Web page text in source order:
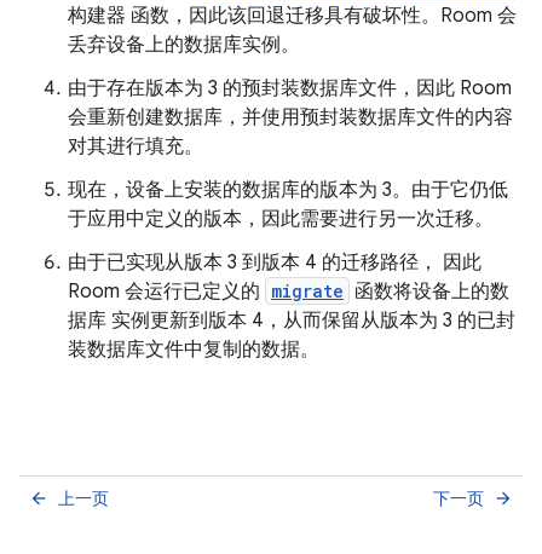
构建器 函数，因此该回退迁移具有破坏性。Room 会
丢弃设备上的数据库实例。
由于存在版本为 3 的预封装数据库文件，因此 Room
会重新创建数据库，并使用预封装数据库文件的内容
对其进行填充。
现在，设备上安装的数据库的版本为 3。由于它仍低
于应用中定义的版本，因此需要进行另一次迁移。
由于已实现从版本 3 到版本 4 的迁移路径， 因此
Room 会运行已定义的 migrate 函数将设备上的数
据库 实例更新到版本 4，从而保留从版本为 3 的已封
装数据库文件中复制的数据。
上一页
arrow_back 下一页 arrow_forward